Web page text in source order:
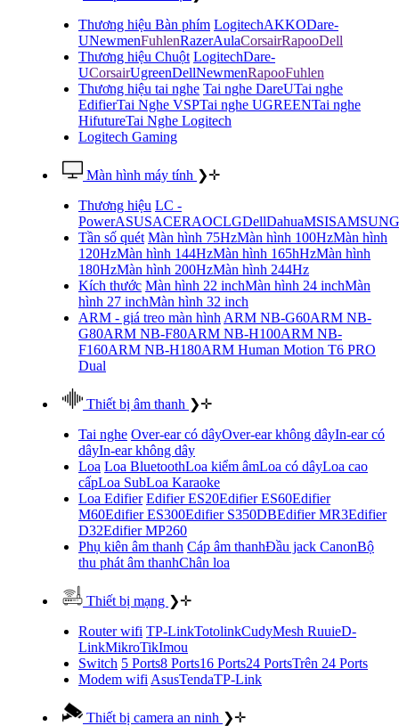
Thương hiệu Bàn phím LogitechAKKODare-
UNewmenFuhlenRazerAulaCorsairRapooDell
Thương hiệu Chuột LogitechDare-
UCorsairUgreenDellNewmenRapooFuhlen
Thương hiệu tai nghe Tai nghe DareUTai nghe
EdifierTai Nghe VSPTai nghe UGREENTai nghe
HifutureTai Nghe Logitech
Logitech Gaming
Màn hình máy tính ❯✛
Thương hiệu LC -
PowerASUSACERAOCLGDellDahuaMSISAMSUNG
Tần số quét Màn hình 75HzMàn hình 100HzMàn hình
120HzMàn hình 144HzMàn hình 165hHzMàn hình
180HzMàn hình 200HzMàn hình 244Hz
Kích thước Màn hình 22 inchMàn hình 24 inchMàn
hình 27 inchMàn hình 32 inch
ARM - giá treo màn hình ARM NB-G60ARM NB-
G80ARM NB-F80ARM NB-H100ARM NB-
F160ARM NB-H180ARM Human Motion T6 PRO
Dual
Thiết bị âm thanh ❯✛
Tai nghe Over-ear có dâyOver-ear không dâyIn-ear có
dâyIn-ear không dây
Loa Loa BluetoothLoa kiểm âmLoa có dâyLoa cao
cấpLoa SubLoa Karaoke
Loa Edifier Edifier ES20Edifier ES60Edifier
M60Edifier ES300Edifier S350DBEdifier MR3Edifier
D32Edifier MP260
Phụ kiên âm thanh Cáp âm thanhĐầu jack CanonBộ
thu phát âm thanhChân loa
Thiết bị mạng ❯✛
Router wifi TP-LinkTotolinkCudyMesh RuuieD-
LinkMikroTikImou
Switch 5 Ports8 Ports16 Ports24 PortsTrên 24 Ports
Modem wifi AsusTendaTP-Link
Thiết bị camera an ninh ❯✛